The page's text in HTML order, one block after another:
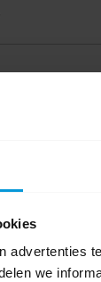
advertenties
we